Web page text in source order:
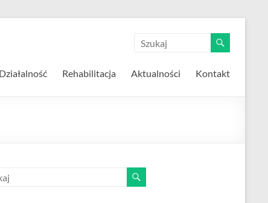
Działalność Rehabilitacja Aktualności Kontakt